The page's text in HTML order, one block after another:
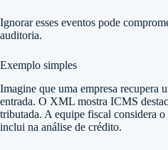
Ignorar esses eventos pode
auditoria.
Exemplo simples
Imagine que uma empresa recupera
entrada. O XML mostra ICMS
tributada. A equipe fiscal considera
inclui na análise de crédito.